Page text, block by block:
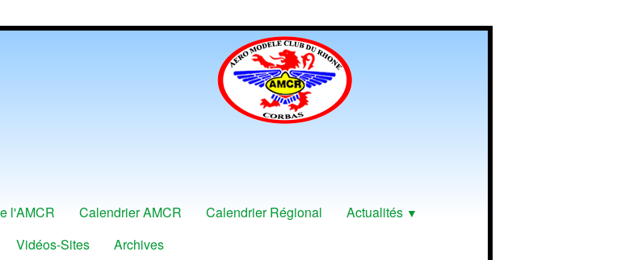
l'AMCR Calendrier AMCR Calendrier Régional Actualités ▼
Vidéos-Sites Archives